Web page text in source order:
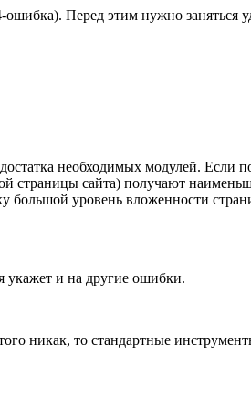
Перед этим нужно заняться
необходимых модулей.
страницы сайта) получают
большой уровень вложенности
укажет и на другие ошибки.
никак, то стандартные